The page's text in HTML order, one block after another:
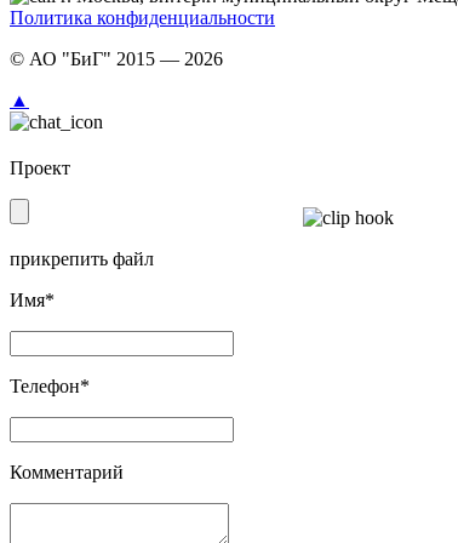
Политика конфиденциальности
© АО "БиГ" 2015 — 2026
▲
Проект
прикрепить файл
Имя*
Телефон*
Комментарий